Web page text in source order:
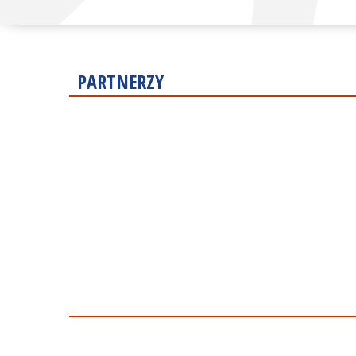
PARTNERZY